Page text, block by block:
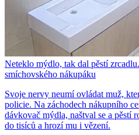
Neteklo mýdlo, tak dal pěstí
smíchovského nákupáku
Svoje nervy neumí ovládat muž,
policie. Na záchodech nákupního
dávkovač mýdla, naštval se a pěstí
do tisíců a hrozí mu i vězení.